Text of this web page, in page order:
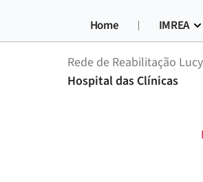
Home IMREA
Rede de Reabilitação
Hospital das Clínicas